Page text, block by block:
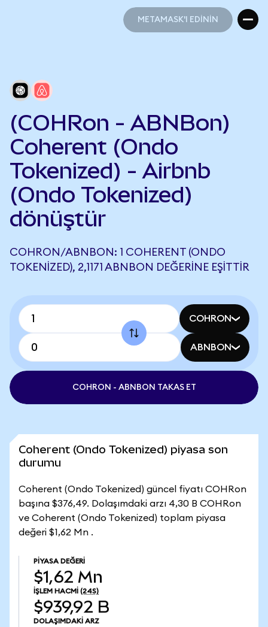
METAMASK'I EDİNİN
(COHRon - ABNBon)
Coherent (Ondo
Tokenized) - Airbnb
(Ondo Tokenized)
dönüştür
COHRON/ABNBON: 1 COHERENT (ONDO
TOKENIZED), 2,1171 ABNBON DEĞERINE EŞITTIR
COHRON
ABNBON
COHRON - ABNBON TAKAS ET
Coherent (Ondo Tokenized) piyasa son
durumu
Coherent (Ondo Tokenized) güncel fiyatı COHRon
başına $376,49. Dolaşımdaki arzı 4,30 B COHRon
ve Coherent (Ondo Tokenized) toplam piyasa
değeri $1,62 Mn .
PIYASA DEĞERI
$1,62 Mn
İŞLEM HACMI (24S)
$939,92 B
DOLAŞIMDAKI ARZ